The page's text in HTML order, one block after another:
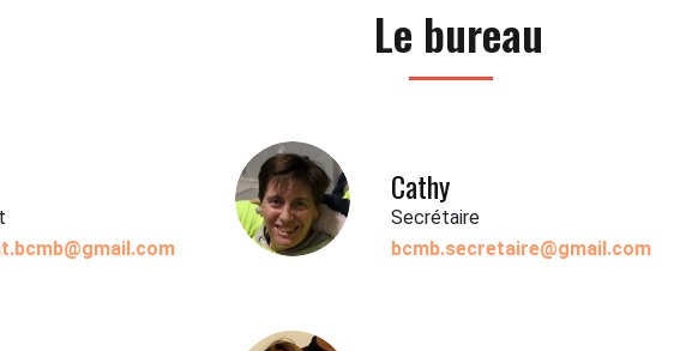
Le bureau
Cathy
Secrétaire
bcmb.secretaire@gmail.com